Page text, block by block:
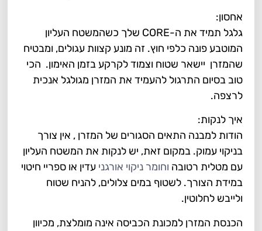
אחסון:
גלגל תמיד את ה-CORE שלך כשהמשטח העליון
המוטבע פונה כלפי חוץ. זה מונע קצוות עגולים, ומבטיח
שהמזרן יישאר שטוח וצמוד לקרקע בזמן האימון. הכי
טוב בסיום התרגול להעמיד את המזרן מגולגל אנכית
לרצפה.
איך לנקות:
הודות למבנה התאים הסגורים של המזרן , אין צורך
בניקוי עמוק. במקום זאת, יש לנקות את המשטח העליון
עם מטלית רטובה וחומר ניקוי אורגני עדין או ספריי חיטוי
במידת הצורך. לשטוף במים צלולים, להניח שטוח
ולייבש לחלוטין.
הכנסת המזרן למכונת הכביסה אינה מומלצת, מכיוון